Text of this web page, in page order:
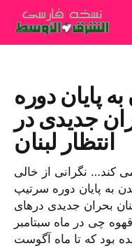
پایان دوره
جدیدی در
انتظار لبنان
کند… نگرانی از خالی
به پایان دوره سرتیپ
بحران جدیدی درهای
چی در ماه سبتامبر
بود که تا ماه آگوست